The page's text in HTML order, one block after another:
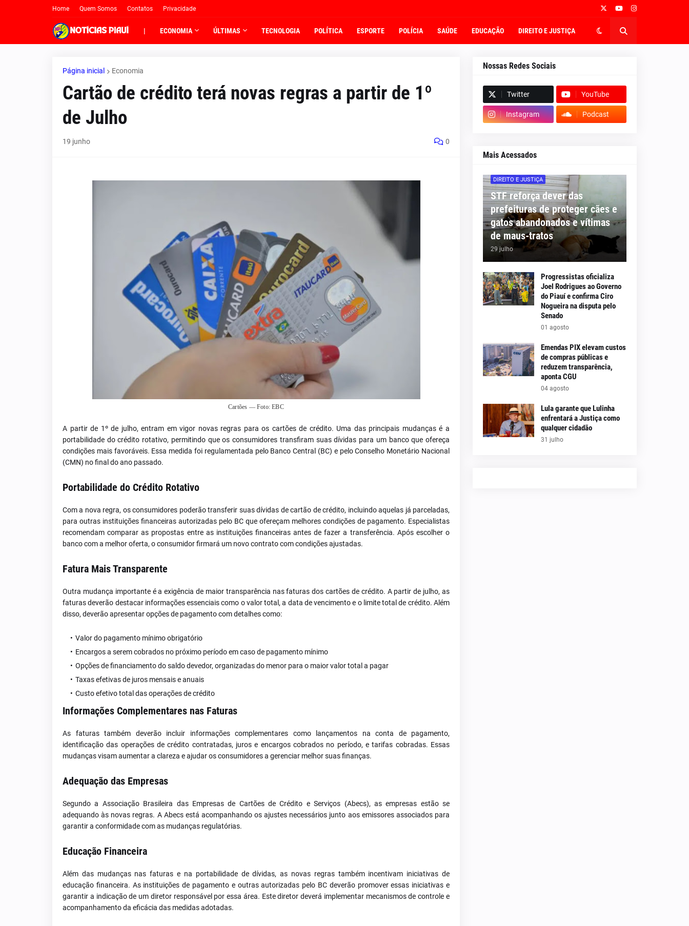
Home Quem Somos Contatos Privacidade
| ECONOMIA ÚLTIMAS TECNOLOGIA POLÍTICA ESPORTE POLÍCIA SAÚDE EDUCAÇÃO DIREITO E JUSTIÇA
Página inicial Economia
Cartão de crédito terá novas regras a partir de 1º
de Julho
19 junho 0
Cartões — Foto: EBC
A partir de 1º de julho, entram em vigor novas regras para os cartões de crédito. Uma das principais mudanças é a
portabilidade do crédito rotativo, permitindo que os consumidores transfiram suas dívidas para um banco que ofereça
condições mais favoráveis. Essa medida foi regulamentada pelo Banco Central (BC) e pelo Conselho Monetário Nacional
(CMN) no final do ano passado.
Portabilidade do Crédito Rotativo
Com a nova regra, os consumidores poderão transferir suas dívidas de cartão de crédito, incluindo aquelas já parceladas,
para outras instituições financeiras autorizadas pelo BC que ofereçam melhores condições de pagamento. Especialistas
recomendam comparar as propostas entre as instituições financeiras antes de fazer a transferência. Após escolher o
banco com a melhor oferta, o consumidor firmará um novo contrato com condições ajustadas.
Fatura Mais Transparente
Outra mudança importante é a exigência de maior transparência nas faturas dos cartões de crédito. A partir de julho, as
faturas deverão destacar informações essenciais como o valor total, a data de vencimento e o limite total de crédito. Além
disso, deverão apresentar opções de pagamento com detalhes como:
Valor do pagamento mínimo obrigatório
Encargos a serem cobrados no próximo período em caso de pagamento mínimo
Opções de financiamento do saldo devedor, organizadas do menor para o maior valor total a pagar
Taxas efetivas de juros mensais e anuais
Custo efetivo total das operações de crédito
Informações Complementares nas Faturas
As faturas também deverão incluir informações complementares como lançamentos na conta de pagamento,
identificação das operações de crédito contratadas, juros e encargos cobrados no período, e tarifas cobradas. Essas
mudanças visam aumentar a clareza e ajudar os consumidores a gerenciar melhor suas finanças.
Adequação das Empresas
Segundo a Associação Brasileira das Empresas de Cartões de Crédito e Serviços (Abecs), as empresas estão se
adequando às novas regras. A Abecs está acompanhando os ajustes necessários junto aos emissores associados para
garantir a conformidade com as mudanças regulatórias.
Educação Financeira
Além das mudanças nas faturas e na portabilidade de dívidas, as novas regras também incentivam iniciativas de
educação financeira. As instituições de pagamento e outras autorizadas pelo BC deverão promover essas iniciativas e
garantir a indicação de um diretor responsável por essa área. Este diretor deverá implementar mecanismos de controle e
acompanhamento da eficácia das medidas adotadas.
Nossas Redes Sociais
Twitter YouTube
Instagram Podcast
Mais Acessados
DIREITO E JUSTIÇA
STF reforça dever das
prefeituras de proteger cães e
gatos abandonados e vítimas
de maus-tratos
29 julho
Progressistas oficializa
Joel Rodrigues ao Governo
do Piauí e confirma Ciro
Nogueira na disputa pelo
Senado
01 agosto
Emendas PIX elevam custos
de compras públicas e
reduzem transparência,
aponta CGU
04 agosto
Lula garante que Lulinha
enfrentará a Justiça como
qualquer cidadão
31 julho